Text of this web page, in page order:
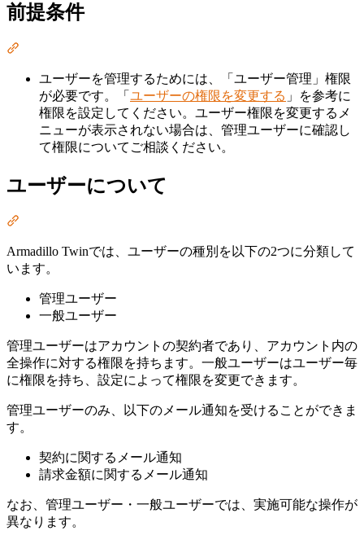
前提条件
ユーザーを管理するためには、「ユーザー管理」権限
が必要です。「 ユーザーの権限を変更する 」を参考に
権限を設定してください。ユーザー権限を変更するメ
ニューが表示されない場合は、管理ユーザーに確認し
て権限についてご相談ください。
ユーザーについて
Armadillo Twinでは、ユーザーの種別を以下の2つに分類して
います。
管理ユーザー
一般ユーザー
管理ユーザーはアカウントの契約者であり、アカウント内の
全操作に対する権限を持ちます。一般ユーザーはユーザー毎
に権限を持ち、設定によって権限を変更できます。
管理ユーザーのみ、以下のメール通知を受けることができま
す。
契約に関するメール通知
請求金額に関するメール通知
なお、管理ユーザー・一般ユーザーでは、実施可能な操作が
異なります。